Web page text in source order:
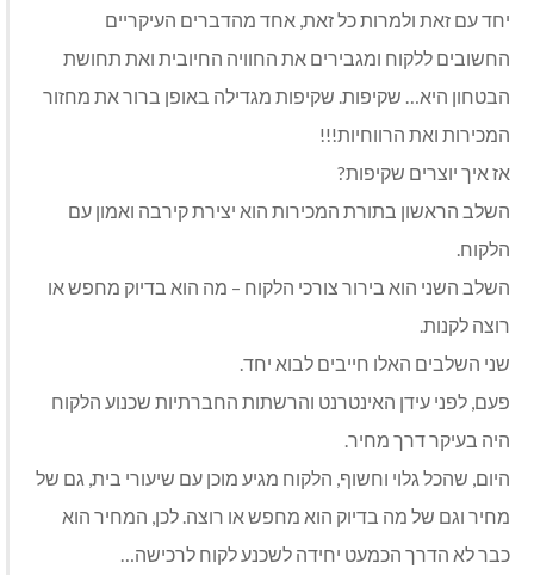
יחד עם זאת ולמרות כל זאת, אחד מהדברים העיקריים
החשובים ללקוח ומגבירים את החוויה החיובית ואת תחושת
הבטחון היא… שקיפות. שקיפות מגדילה באופן ברור את מחזור
המכירות ואת הרווחיות!!!
אז איך יוצרים שקיפות?
השלב הראשון בתורת המכירות הוא יצירת קירבה ואמון עם
הלקוח.
השלב השני הוא בירור צורכי הלקוח – מה הוא בדיוק מחפש או
רוצה לקנות.
שני השלבים האלו חייבים לבוא יחד.
פעם, לפני עידן האינטרנט והרשתות החברתיות שכנוע הלקוח
היה בעיקר דרך מחיר.
היום, שהכל גלוי וחשוף, הלקוח מגיע מוכן עם שיעורי בית, גם של
מחיר וגם של מה בדיוק הוא מחפש או רוצה. לכן, המחיר הוא
כבר לא הדרך הכמעט יחידה לשכנע לקוח לרכישה…